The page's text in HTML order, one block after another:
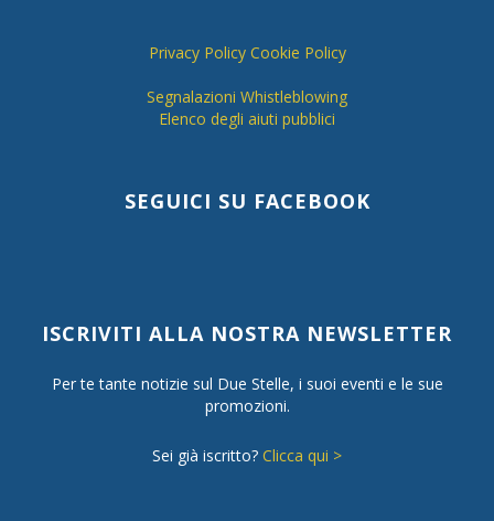
Privacy Policy Cookie Policy
Segnalazioni Whistleblowing
Elenco degli aiuti pubblici
SEGUICI SU FACEBOOK
ISCRIVITI ALLA NOSTRA NEWSLETTER
Per te tante notizie sul Due Stelle, i suoi eventi e le sue
promozioni.
Sei già iscritto? Clicca qui >